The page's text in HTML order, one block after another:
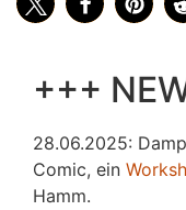
+++
28.06.2025:
Comic, ein
Hamm.